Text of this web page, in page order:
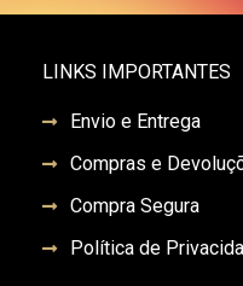
LINKS IMPORTANTES
Envio e Entrega
Compras e
Compra Segura
Política de